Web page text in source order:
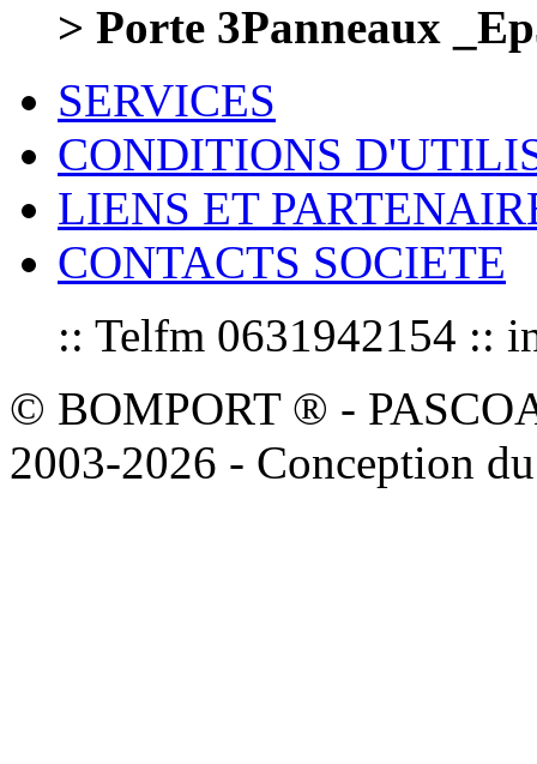
> Porte 3Panneaux
SERVICES
CONDITIONS
LIENS ET
CONTACTS SOCIETE
:: Telfm 0631942154 ::
© BOMPORT ® -
2003-2026 - Conception